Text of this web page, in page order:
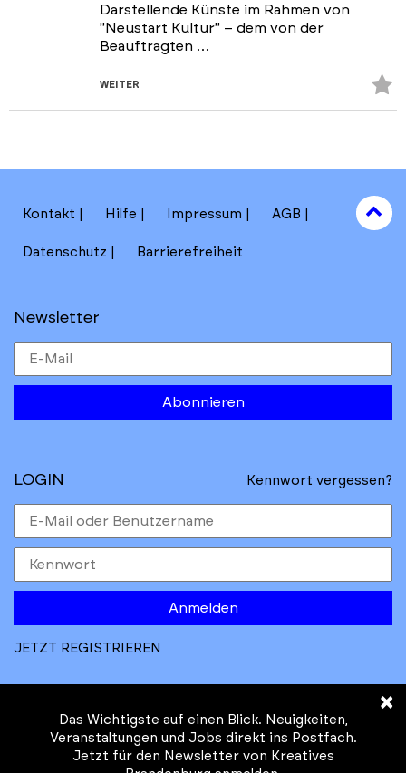
Darstellende Künste im Rahmen von
"Neustart Kultur" – dem von der
Beauftragten …
WEITER
Kontakt Hilfe Impressum AGB
Datenschutz Barrierefreiheit
Newsletter
Abonnieren
to
top
LOGIN Kennwort vergessen?
Anmelden
JETZT REGISTRIEREN
© Kreatives Brandenburg im Auftrag des
×
Das Wichtigste auf einen Blick. Neuigkeiten,
Veranstaltungen und Jobs direkt ins Postfach.
Jetzt für den Newsletter von Kreatives